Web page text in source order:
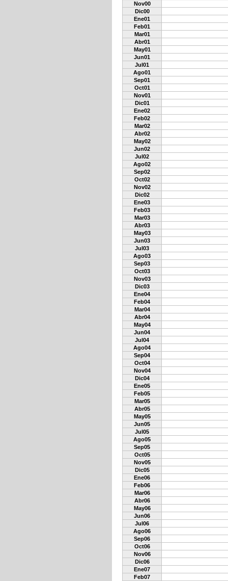
Nov00
Dic00
Ene01
Feb01
Mar01
Abr01
May01
Jun01
Jul01
Ago01
Sep01
Oct01
Nov01
Dic01
Ene02
Feb02
Mar02
Abr02
May02
Jun02
Jul02
Ago02
Sep02
Oct02
Nov02
Dic02
Ene03
Feb03
Mar03
Abr03
May03
Jun03
Jul03
Ago03
Sep03
Oct03
Nov03
Dic03
Ene04
Feb04
Mar04
Abr04
May04
Jun04
Jul04
Ago04
Sep04
Oct04
Nov04
Dic04
Ene05
Feb05
Mar05
Abr05
May05
Jun05
Jul05
Ago05
Sep05
Oct05
Nov05
Dic05
Ene06
Feb06
Mar06
Abr06
May06
Jun06
Jul06
Ago06
Sep06
Oct06
Nov06
Dic06
Ene07
Feb07